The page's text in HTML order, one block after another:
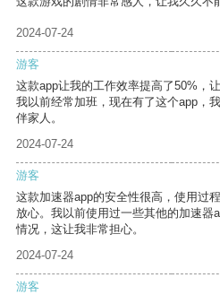
2024-07-24
游客
这款app让我的工作效率提高了50%，
我以前经常加班，现在有了这个app，
伴家人。
2024-07-24
游客
这款加速器app的安全性很高，使用过
放心。我以前使用过一些其他的加速器
情况，这让我非常担心。
2024-07-24
游客